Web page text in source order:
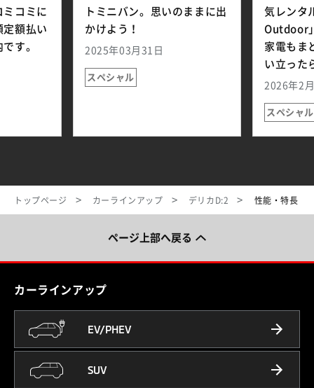
コミに
定額払い
す。
トミニバン。思いのままに出
かけよう！
2025年03月31日
スペシャル
気レンタ
Outdoor
家電もま
い立った
2026年2
スペシャル
トップページ カーラインアップ デリカD:2 性能・特長
ページ上部へ戻る
カーラインアップ
EV/PHEV
SUV